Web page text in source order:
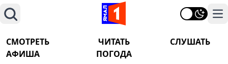
Поиск
СМОТРЕТЬ ЧИТАТЬ
СЛУШАТЬ
АФИША
ПОГОДА